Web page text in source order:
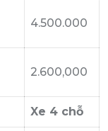
4.500.000
2.600,000
Xe 4 chỗ